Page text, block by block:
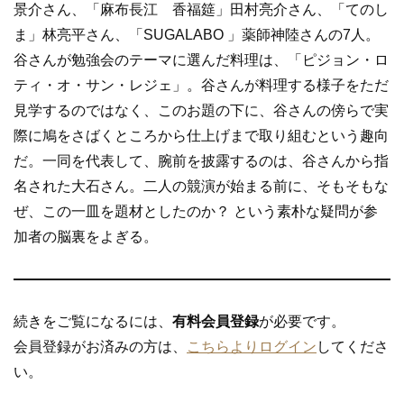
景介さん、「麻布長江 香福筵」田村亮介さん、「てのし
ま」林亮平さん、「SUGALABO 」薬師神陸さんの7人。
谷さんが勉強会のテーマに選んだ料理は、「ピジョン・ロ
ティ・オ・サン・レジェ」。谷さんが料理する様子をただ
見学するのではなく、このお題の下に、谷さんの傍らで実
際に鳩をさばくところから仕上げまで取り組むという趣向
だ。一同を代表して、腕前を披露するのは、谷さんから指
名された大石さん。二人の競演が始まる前に、そもそもな
ぜ、この一皿を題材としたのか？ という素朴な疑問が参
加者の脳裏をよぎる。
続きをご覧になるには、 有料会員登録が必要です。
会員登録がお済みの方は、
こちらよりログイン してくださ
い。